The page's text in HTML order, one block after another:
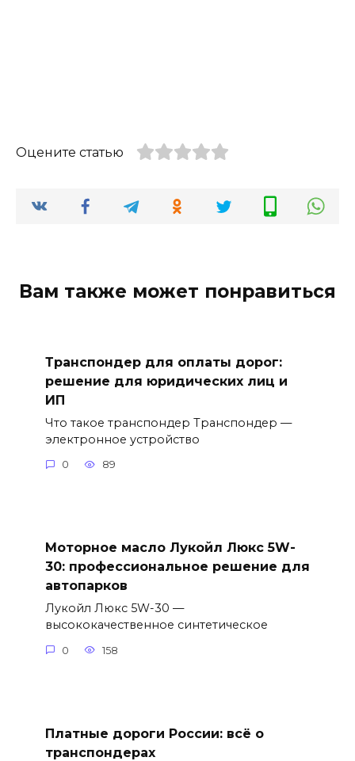
Оцените статью
Вам также может понравиться
Транспондер для оплаты дорог:
решение для юридических лиц и
ИП
Что такое транспондер Транспондер —
электронное устройство
0 89
Моторное масло Лукойл Люкс 5W-
30: профессиональное решение для
автопарков
Лукойл Люкс 5W-30 —
высококачественное синтетическое
0 158
Платные дороги России: всё о
транспондерах